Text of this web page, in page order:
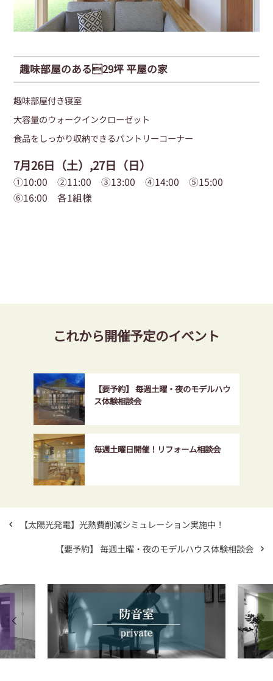
趣味部屋のある29坪 平屋の家
趣味部屋付き寝室
大容量のウォークインクローゼット
食品をしっかり収納できるパントリーコーナー
7月26日（土）,27日（日）
①10:00 ②11:00 ③13:00 ④14:00 ⑤15:00
⑥16:00 各1組様
これから開催予定のイベント
【要予約】 毎週土曜・夜のモデルハウ
ス体験相談会
毎週土曜日開催！リフォーム相談会
【太陽光発電】光熱費削減シミュレーション実施中！
【要予約】 毎週土曜・夜のモデルハウス体験相談会